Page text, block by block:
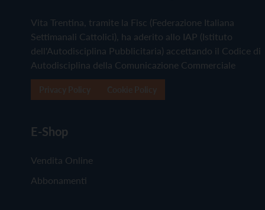
Vita Trentina, tramite la Fisc (Federazione Italiana
Settimanali Cattolici), ha aderito allo IAP (Istituto
dell'Autodisciplina Pubblicitaria) accettando il Codice di
Autodisciplina della Comunicazione Commerciale
E-Shop
Vendita Online
Abbonamenti